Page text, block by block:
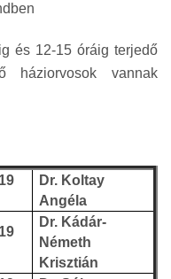
és 12-15 óráig terjedő
háziorvosok vannak
Dr. Koltay
Angéla
Dr. Kádár-
Németh
Krisztián